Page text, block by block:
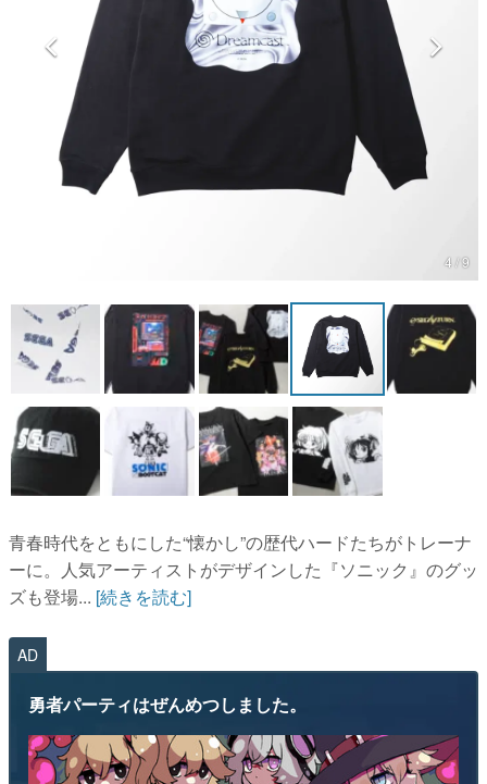
カテゴリ
特集記事
マンガ
女性向け
電ファミニコゲーマーとは？
運営：株式会社マレ
4 / 9
青春時代をともにした“懐かし”の歴代ハードたちがトレーナ
ーに。人気アーティストがデザインした『ソニック』のグッ
ズも登場... [続きを読む]
AD
勇者パーティはぜんめつしました。